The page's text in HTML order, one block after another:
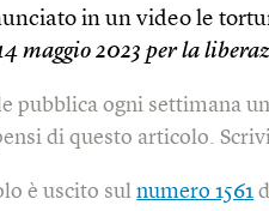
in un video le
maggio 2023 per la
pubblica ogni settimana
di questo articolo.
è uscito sulnumero 1561